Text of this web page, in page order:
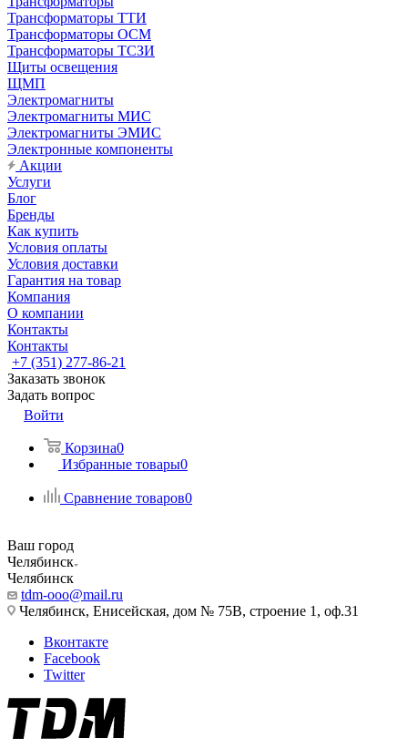
Трансформаторы ТТИ
Трансформаторы ОСМ
Трансформаторы ТСЗИ
Щиты освещения
ЩМП
Электромагниты
Электромагниты МИС
Электромагниты ЭМИС
Электронные компоненты
Акции
Услуги
Блог
Бренды
Как купить
Условия оплаты
Условия доставки
Гарантия на товар
Компания
О компании
Контакты
Контакты
+7 (351) 277-86-21
Заказать звонок
Задать вопрос
Войти
Корзина0
Избранные товары0
Сравнение товаров0
Ваш город
Челябинск
Челябинск
tdm-ooo@mail.ru
Челябинск, Енисейская, дом № 75В, строение 1, оф.31
Вконтакте
Facebook
Twitter